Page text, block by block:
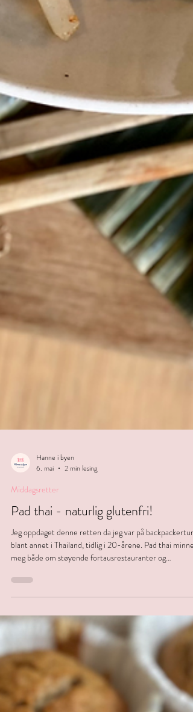
Hanne i byen
6. mai
2 min lesing
Middagsretter
Pad thai - naturlig glutenfri!
Jeg oppdaget denne retten da jeg var på backpackertur,
blant annet i Thailand, tidlig i 20-årene. Pad thai minner
meg både om støyende fortausrestauranter og
strandloungen på Ko thao. Det var tider! Jeg har forsøkt
gjenskape den helt siden den gang, men aldri klart å
det helt - før nå! Det viser seg at det er et par
"hemmelige" ingredienser som skulle til; Tamarindsaus
tørket reke. Ingredienser (ca to personer): Ca 120 g